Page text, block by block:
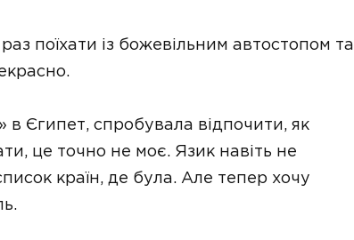
поїхати із божевільним автостопом та
Єгипет, спробувала відпочити, як
це точно не моє. Язик навіть не
країн, де була. Але тепер хочу